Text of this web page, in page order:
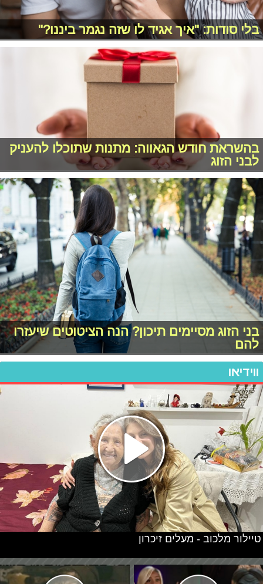
בלי סודות: "איך אגיד לו שזה נגמר ביננו?"
בהשראת חודש הגאווה: מתנות שתוכלו להעניק
לבני הזוג
בני הזוג מסיימים תיכון? הנה הציטוטים שיעזרו
להם
ווידיאו
טיילור מלכוב - מעלים זיכרון